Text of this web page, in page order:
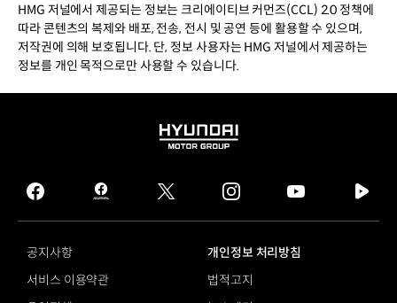
HMG 저널에서 제공되는 정보는 크리에이티브 커먼즈(CCL) 2.0 정책에
따라 콘텐츠의 복제와 배포, 전송, 전시 및 공연 등에 활용할 수 있으며,
저작권에 의해 보호됩니다. 단, 정보 사용자는 HMG 저널에서 제공하는
정보를 개인 목적으로만 사용할 수 있습니다.
HYUNDAI
GROUP
facebook
hmg
journal
twitter instagram
tv
공지사항
개인정보 처리방침
서비스 이용약관
법적고지